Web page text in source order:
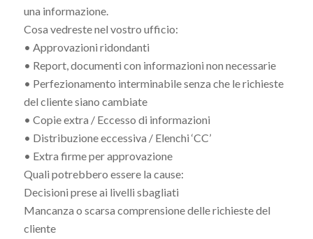
una informazione.
Cosa vedreste nel vostro ufficio:
• Approvazioni ridondanti
• Report, documenti con informazioni non necessarie
• Perfezionamento interminabile senza che le richieste
del cliente siano cambiate
• Copie extra / Eccesso di informazioni
• Distribuzione eccessiva / Elenchi ‘CC’
• Extra firme per approvazione
Quali potrebbero essere la cause:
Decisioni prese ai livelli sbagliati
Mancanza o scarsa comprensione delle richieste del
cliente